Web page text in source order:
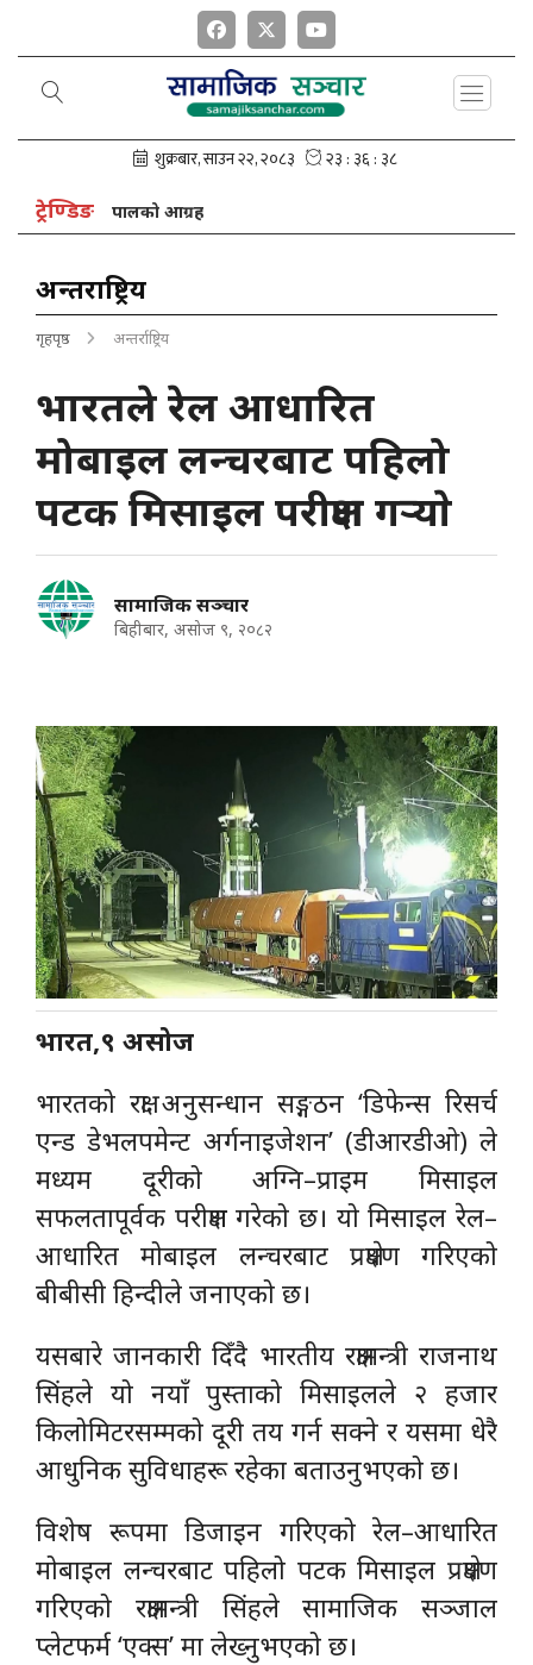
ट्रेण्डिङ
अध्यक्ष नेपालको आग्रह
अन्तर्राष्ट्रिय
गृहपृष्ठ अन्तर्राष्ट्रिय
भारतले रेल आधारित
मोबाइल लन्चरबाट पहिलो
पटक मिसाइल परीक्षण गर्‍याे
सामाजिक सञ्चार
बिहीबार, असोज ९, २०८२
भारत,९ असोज
भारतको रक्षा अनुसन्धान सङ्गठन ‘डिफेन्स रिसर्च
एन्ड डेभलपमेन्ट अर्गनाइजेशन’ (डीआरडीओ) ले
मध्यम दूरीको अग्नि–प्राइम मिसाइल
सफलतापूर्वक परीक्षण गरेको छ। यो मिसाइल रेल–
आधारित मोबाइल लन्चरबाट प्रक्षेपण गरिएको
बीबीसी हिन्दीले जनाएको छ।
यसबारे जानकारी दिँदै भारतीय रक्षामन्त्री राजनाथ
सिंहले यो नयाँ पुस्ताको मिसाइलले २ हजार
किलोमिटरसम्मको दूरी तय गर्न सक्ने र यसमा धेरै
आधुनिक सुविधाहरू रहेका बताउनुभएको छ।
विशेष रूपमा डिजाइन गरिएको रेल–आधारित
मोबाइल लन्चरबाट पहिलो पटक मिसाइल प्रक्षेपण
गरिएको रक्षामन्त्री सिंहले सामाजिक सञ्जाल
प्लेटफर्म ‘एक्स’ मा लेख्नुभएको छ।